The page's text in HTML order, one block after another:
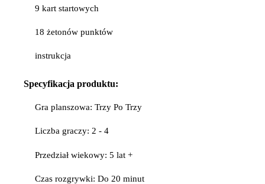
9 kart startowych
18 żetonów punktów
instrukcja
Specyfikacja produktu:
Gra planszowa: Trzy Po Trzy
Liczba graczy: 2 - 4
Przedział wiekowy: 5 lat +
Czas rozgrywki: Do 20 minut